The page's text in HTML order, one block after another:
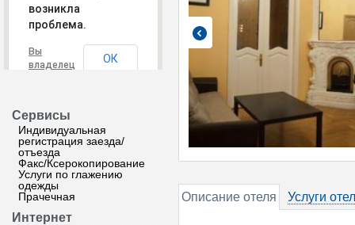
возникла
проблема.
Вы
владелец
ОК
Сервисы
Индивидуальная
регистрация заезда/
отъезда
Факс/Ксерокопирование
Услуги по глажению
одежды
Прачечная
Интернет
Описание отеля Услуги